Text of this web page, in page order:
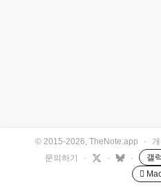
© 2015-2026, TheNote.app ·
문의하기
· · · 갤
